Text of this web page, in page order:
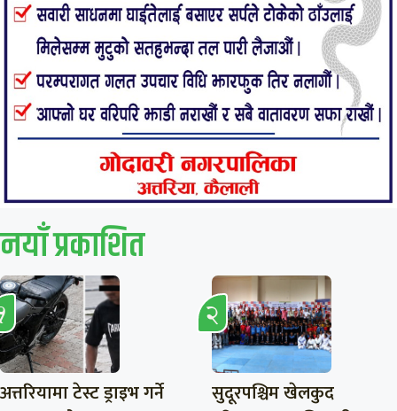
नयाँ प्रकाशित
अत्तरियामा टेस्ट ड्राइभ गर्ने
सुदूरपश्चिम खेलकुद